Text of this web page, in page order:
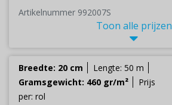
Artikelnummer 992007S
Toon alle prijzen
Breedte: 20 cm
Lengte: 50 m
Gramsgewicht: 460 gr/m²
Prijs
per: rol